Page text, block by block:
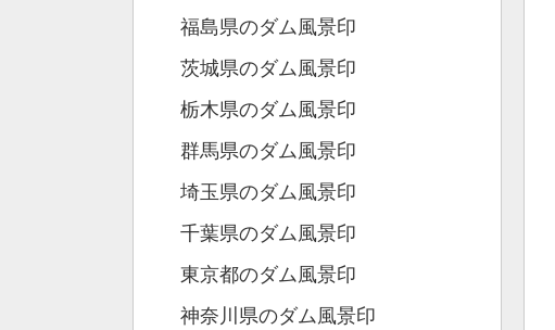
福島県のダム風景印
茨城県のダム風景印
栃木県のダム風景印
群馬県のダム風景印
埼玉県のダム風景印
千葉県のダム風景印
東京都のダム風景印
神奈川県のダム風景印